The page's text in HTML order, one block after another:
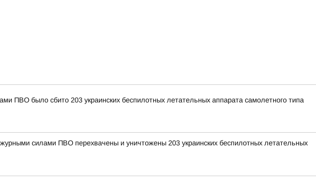
ПВО было сбито 203 украинских беспилотных летательных аппарата самолетного типа
силами ПВО перехвачены и уничтожены 203 украинских беспилотных летательных